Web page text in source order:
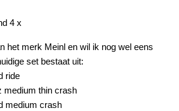
4 x
het merk Meinl en wil ik nog wel eens
set bestaat uit:
ride
medium thin crash
medium crash